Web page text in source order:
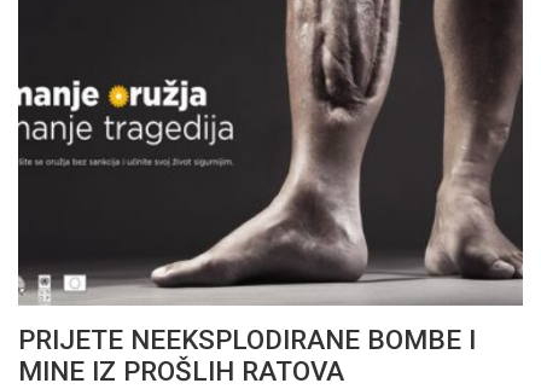
PRIJETE NEEKSPLODIRANE BOMBE I
MINE IZ PROŠLIH RATOVA